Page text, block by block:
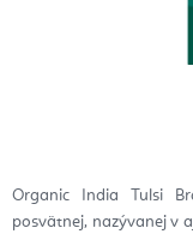
Organic India Tulsi
posvätnej, nazývanej v